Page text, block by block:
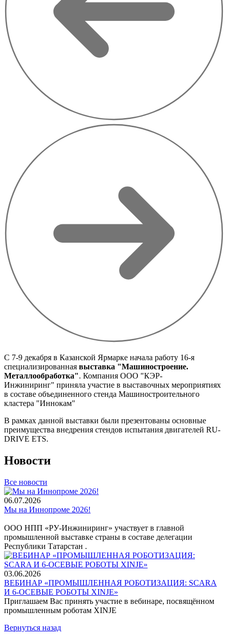
С 7-9 декабря в Казанской Ярмарке начала работу 16-я
специализированная выставка "Машиностроение.
Металлообработка". Компания ООО "КЭР-
Инжиниринг" приняла участие в выставочных мероприятиях
в составе объединенного стенда Машиностроительного
кластера "Иннокам"
В рамках данной выставки были презентованы основные
преимущества внедрения стендов испытания двигателей RU-
DRIVE ETS.
Новости
Все новости
06.07.2026
Мы на Иннопроме 2026!
ООО НПП «РУ-Инжиниринг» участвует в главной
промышленной выставке страны в составе делегации
Республики Татарстан .
03.06.2026
ВЕБИНАР «ПРОМЫШЛЕННАЯ РОБОТИЗАЦИЯ: SCARA
И 6-ОСЕВЫЕ РОБОТЫ XINJE»
Приглашаем Вас принять участие в вебинаре, посвящённом
промышленным роботам XINJE
Вернуться назад